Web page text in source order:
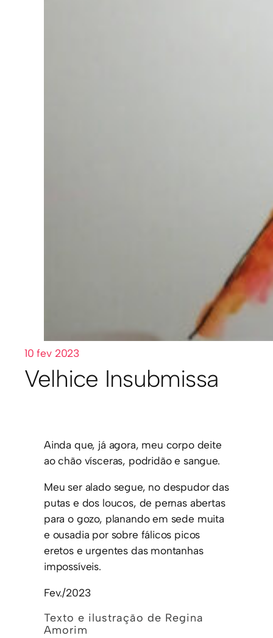
10 fev 2023
Velhice Insubmissa
Ainda que, já agora, meu corpo deite
ao chão vísceras, podridão e sangue.
Meu ser alado segue, no despudor das
putas e dos loucos, de pernas abertas
para o gozo, planando em sede muita
e ousadia por sobre fálicos picos
eretos e urgentes das montanhas
impossíveis.
Fev./2023
Texto e ilustração de Regina
Amorim